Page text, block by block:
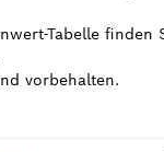
Tabelle finden
vorbehalten.